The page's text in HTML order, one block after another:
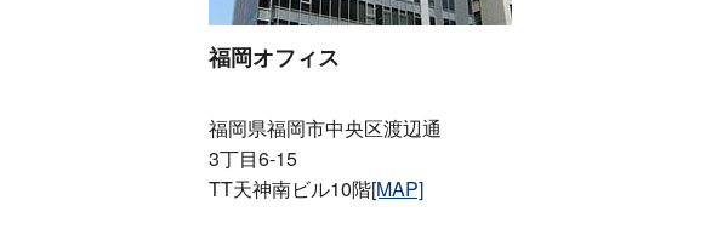
福岡オフィス
福岡県福岡市中央区渡辺通
3丁目6-15
TT天神南ビル10階[MAP]